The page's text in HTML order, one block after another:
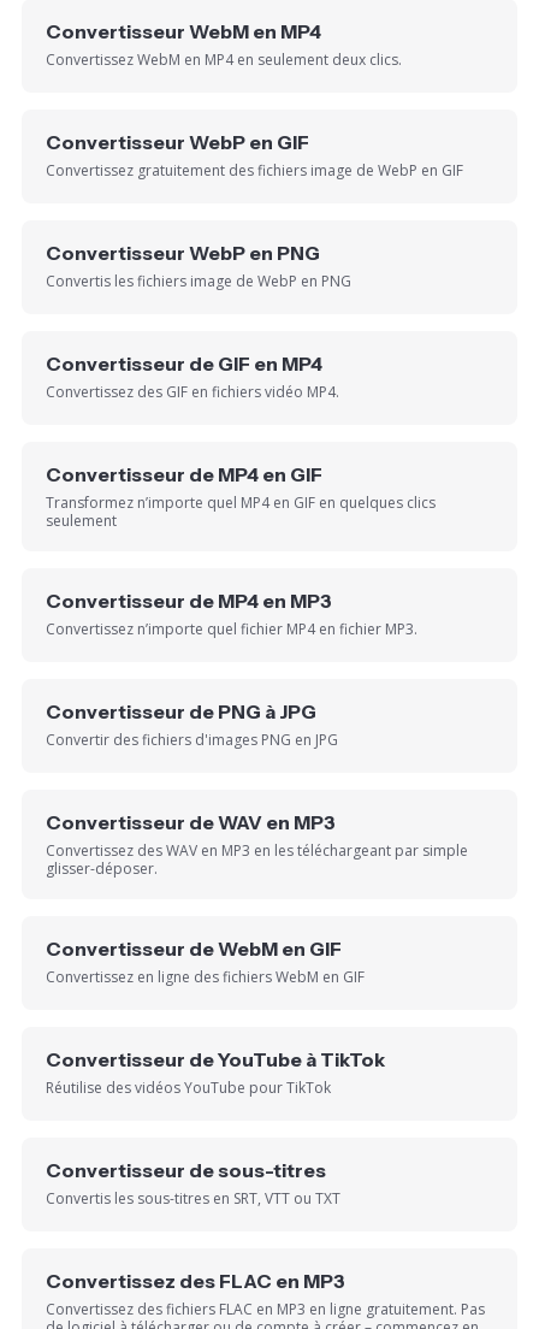
Convertisseur WebM en MP4
Convertissez WebM en MP4 en seulement deux clics.
Convertisseur WebP en GIF
Convertissez gratuitement des fichiers image de WebP en GIF
Convertisseur WebP en PNG
Convertis les fichiers image de WebP en PNG
Convertisseur de GIF en MP4
Convertissez des GIF en fichiers vidéo MP4.
Convertisseur de MP4 en GIF
Transformez n’importe quel MP4 en GIF en quelques clics
seulement
Convertisseur de MP4 en MP3
Convertissez n’importe quel fichier MP4 en fichier MP3.
Convertisseur de PNG à JPG
Convertir des fichiers d'images PNG en JPG
Convertisseur de WAV en MP3
Convertissez des WAV en MP3 en les téléchargeant par simple
glisser-déposer.
Convertisseur de WebM en GIF
Convertissez en ligne des fichiers WebM en GIF
Convertisseur de YouTube à TikTok
Réutilise des vidéos YouTube pour TikTok
Convertisseur de sous-titres
Convertis les sous-titres en SRT, VTT ou TXT
Convertissez des FLAC en MP3
Convertissez des fichiers FLAC en MP3 en ligne gratuitement. Pas